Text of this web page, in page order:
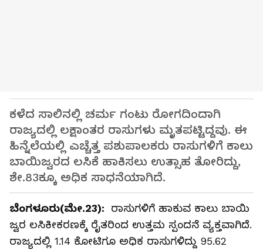
ಕಳೆದ ಸಾಲಿನಲ್ಲಿ ಚರ್ಮ ಗಂಟು ರೋಗದಿಂದಾಗಿ
ರಾಜ್ಯದಲ್ಲಿ ಲಕ್ಷಾಂತರ ರಾಸುಗಳು ಮೃತಪಟ್ಟಿದ್ದವು. ಈ
ಹಿನ್ನೆಲೆಯಲ್ಲಿ ಎಚ್ಚೆತ್ತ ಪಶುಪಾಲಕರು ರಾಸುಗಳಿಗೆ ಕಾಲು
ಬಾಯಿಜ್ವರದ ಲಸಿಕೆ ಹಾಕಿಸಲು ಉತ್ಸಾಹ ತೋರಿದ್ದು,
ಶೇ.83ಕ್ಕೂ ಅಧಿಕ ಸಾಧನೆಯಾಗಿದೆ.
ಬೆಂಗಳೂರು(ಮೇ.23):
ರಾಸುಗಳಿಗೆ ಹಾಕುವ ಕಾಲು ಬಾಯಿ
ಜ್ವರ ಲಸಿಕೀಕರಣಕ್ಕೆ ರೈತರಿಂದ ಉತ್ತಮ ಸ್ಪಂದನೆ ವ್ಯಕ್ತವಾಗಿದೆ.
ರಾಜ್ಯದಲ್ಲಿ 1.14 ಕೋಟಿಗೂ ಅಧಿಕ ರಾಸುಗಳಿದ್ದು 95.62